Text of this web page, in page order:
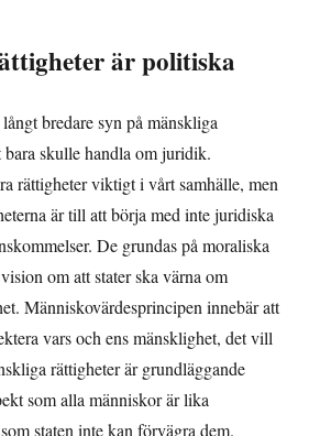
är politiska
bredare syn på mänskliga
bara skulle handla om juridik.
rättigheter viktigt i vårt samhälle, men
är till att börja med inte juridiska
De grundas på moraliska
om att stater ska värna om
Människovärdesprincipen innebär att
vars och ens mänsklighet, det vill
rättigheter är grundläggande
som alla människor är lika
staten inte kan förvägra dem.